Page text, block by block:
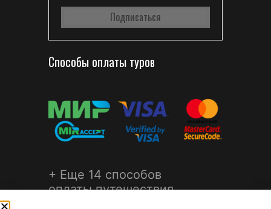
Способы оплаты туров
+ Еще 14 способов
оплаты путешествия